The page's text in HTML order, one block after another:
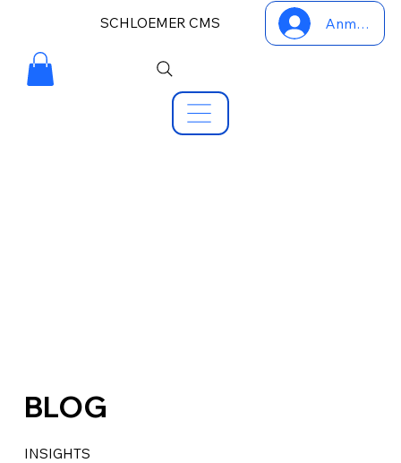
SCHLOEMER CMS Anmelden
BLOG
INSIGHTS